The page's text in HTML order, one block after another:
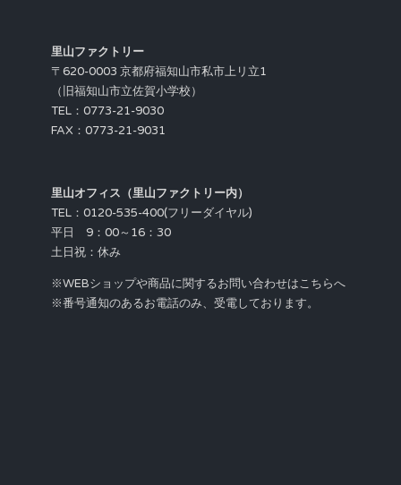
里山ファクトリー
〒620-0003 京都府福知山市私市上リ立1
（旧福知山市立佐賀小学校）
TEL：0773-21-9030
FAX：0773-21-9031
里山オフィス（里山ファクトリー内）
TEL：0120-535-400(フリーダイヤル)
平日 9：00～16：30
土日祝：休み
※WEBショップや商品に関するお問い合わせはこちらへ
※番号通知のあるお電話のみ、受電しております。